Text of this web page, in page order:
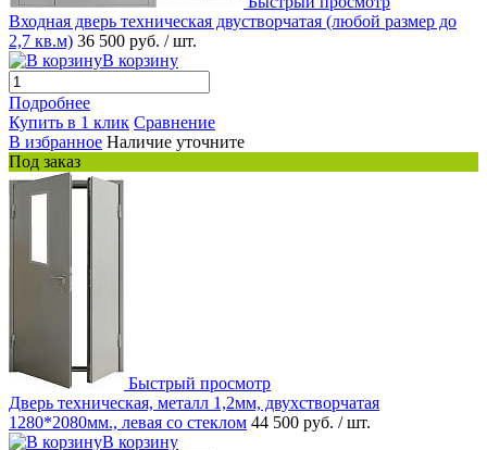
Входная дверь техническая двустворчатая (любой размер до
2,7 кв.м) 36 500 руб. / шт.
В корзину
Подробнее
Купить в 1 клик Сравнение
В избранное Наличие уточните
Под заказ
Быстрый просмотр
Дверь техническая, металл 1,2мм, двухстворчатая
1280*2080мм., левая со стеклом 44 500 руб. / шт.
В корзину